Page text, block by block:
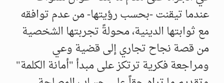
عندما تيقنت -بحسب رؤيتها- من عدم توافقه
مع ثوابتها الدينية، محولةً تجربتها الشخصية
من قصة نجاح تجاري إلى قضية وعي
ومراجعة فكرية ترتكز على مبدأ "أمانة الكلمة"